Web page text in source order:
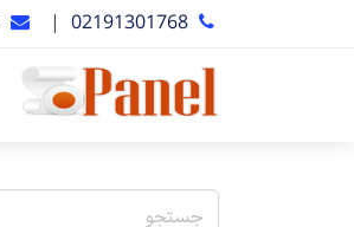
02191301768
|